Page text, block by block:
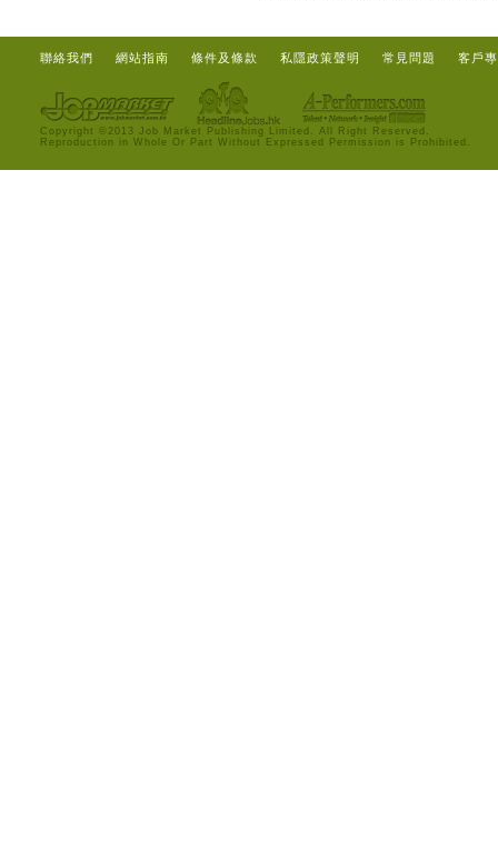
聯絡我們 網站指南 條件及條款 私隱政策聲明 常見問題 客戶
Copyright ©2013 Job Market Publishing Limited. All Right Reserved.
Reproduction in Whole Or Part Without Expressed Permission is Prohibited.